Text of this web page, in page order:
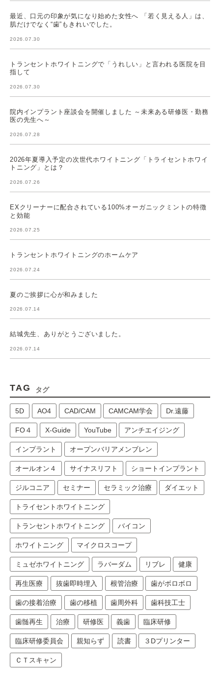
最近、口元の印象が気になり始めた女性へ 「若く見える人」は、
肌だけでなく“歯”もきれいでした。
2026.07.30
トランセントホワイトニングで「うれしい」と言われる医院を目
指して
2026.07.30
院内インプラント座談会を開催しました ～未来ある研修医・勤務
医の先生へ～
2026.07.28
2026年夏導入予定の次世代ホワイトニング「トライセントホワイ
トニング」とは？
2026.07.26
EXクリーナーに配合されている100%オーガニックミントの特徴
と効能
2026.07.25
トランセントホワイトニングのホームケア
2026.07.24
夏のご挨拶に心が和みました
2026.07.14
結城先生、ありがとうございました。
2026.07.14
TAG タグ
5D AO4 CAD/CAM CAMCAM学会 Dr.遠藤
FO４ X-Guide YouTube アンチエイジング
インプラント オープンバリアメンブレン
オールオン４ サイナスリフト ショートインプラント
ジルコニア セミナー セラミック治療 ダイエット
トライセントホワイトニング
トランセントホワイトニング バイコン
ホワイトニング マイクロスコープ
ミュゼホワイトニング ラバーダム リブレ 健康
再生医療 抜歯即時埋入 根管治療 歯がボロボロ
歯の接着治療 歯の移植 歯周外科 歯科技工士
歯髄再生 治療 研修医 義歯 臨床研修
臨床研修委員会 親知らず 読書 ３Dプリンター
ＣＴスキャン